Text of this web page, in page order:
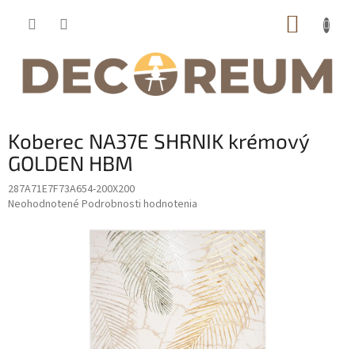
Koberec NA37E SHRNIK krémový
GOLDEN HBM
287A71E7F73A654-200X200
Priemerné
Neohodnotené Podrobnosti hodnotenia